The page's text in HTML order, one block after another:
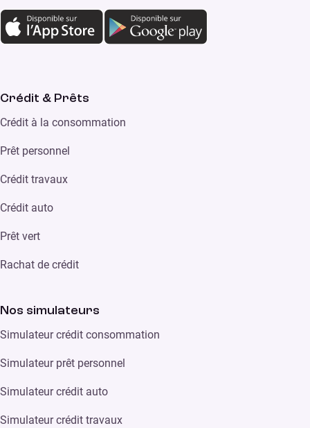
Crédit & Prêts
Crédit à la consommation
Prêt personnel
Crédit travaux
Crédit auto
Prêt vert
Rachat de crédit
Nos simulateurs
Simulateur crédit consommation
Simulateur prêt personnel
Simulateur crédit auto
Simulateur crédit travaux